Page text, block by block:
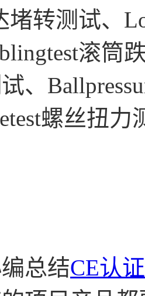
堵转测试、
滚筒
、
螺丝扭
总结CE认证